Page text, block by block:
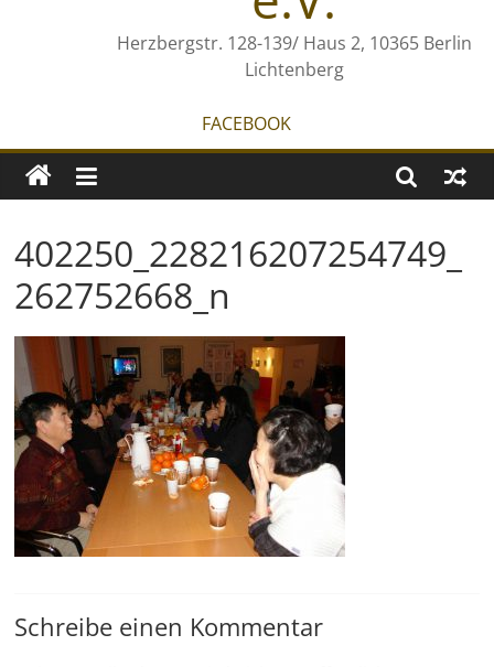
Herzbergstr. 128-139/ Haus 2, 10365 Berlin
Lichtenberg
FACEBOOK
402250_228216207254749_
262752668_n
Schreibe einen Kommentar